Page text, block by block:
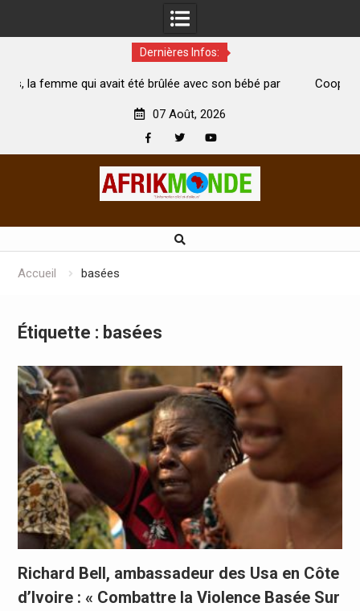
Dernières Infos:
été brûlée avec son bébé par
Coopération: Le ministre
07 Août, 2026
Accueil basées
Étiquette : basées
Richard Bell, ambassadeur des Usa en Côte
d’Ivoire : « Combattre la Violence Basée Sur